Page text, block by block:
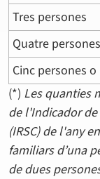
Tres persones
Quatre persones
Cinc persones o
(*) Les quanties
de l'Indicador de
(IRSC) de l'any
familiars d’una
de dues